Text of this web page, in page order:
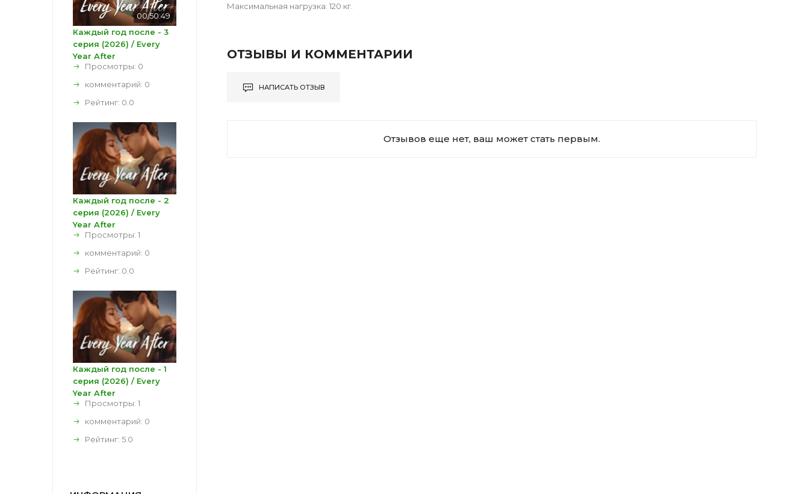
Максимальная нагрузка: 120 кг.
ОТЗЫВЫ И КОММЕНТАРИИ
НАПИСАТЬ ОТЗЫВ
Отзывов еще нет, ваш может стать первым.
00:50:49
Каждый год после - 3
серия (2026) / Every
Year After
Просмотры: 0
комментарий: 0
Рейтинг: 0.0
Каждый год после - 2
серия (2026) / Every
Year After
Просмотры: 1
комментарий: 0
Рейтинг: 0.0
Каждый год после - 1
серия (2026) / Every
Year After
Просмотры: 1
комментарий: 0
Рейтинг: 5.0